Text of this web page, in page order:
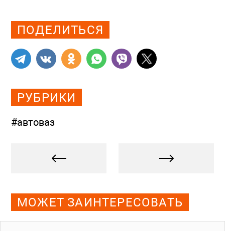
ПОДЕЛИТЬСЯ
РУБРИКИ
#автоваз
МОЖЕТ ЗАИНТЕРЕСОВАТЬ